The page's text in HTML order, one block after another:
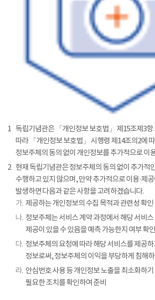
1 독립기념관은 「개인정보 보호법」 제15조제3항
따라 「개인정보 보호법」 시행령 제14조의2에
정보주체의 동의 없이 개인정보를 추가적으로 이
2 현재 독립기념관은 정보주체의 동의 없이 추가적
수행하고 있지 않으며, 만약 추가적으로 이용·제
발생하면 다음과 같은 사항을 고려하겠습니다.
가. 제공하는 개인정보의 수집 목적과 관련성 확인
나. 정보주체는 서비스 계약 과정에서 해당 서비스
제공이 있을 수 있음을 예측 가능한지 여부 확인
다. 정보주체의 요청에 따라 해당 서비스를 제공
정보로써, 정보주체의 이익을 부당하게 침해
라. 안심번호 사용 등 개인정보 노출을 최소화하기
필요한 조치를 확인하여 준비